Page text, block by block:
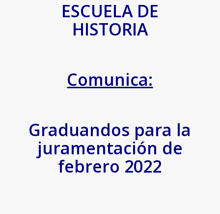
ESCUELA DE
HISTORIA
Comunica:
Graduandos para la
juramentación de
febrero 2022